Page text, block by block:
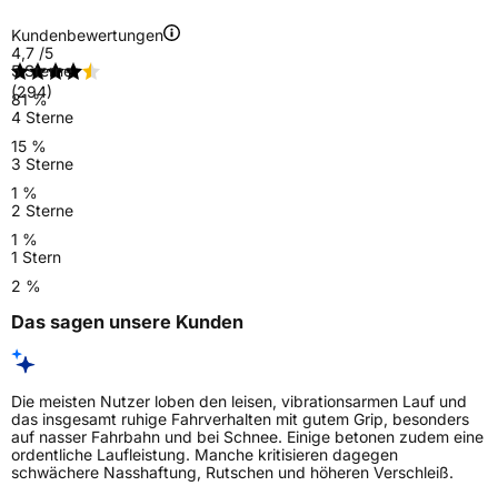
Kundenbewertungen
4,7 /5
(294)
5 Sterne
81 %
4 Sterne
15 %
3 Sterne
1 %
2 Sterne
1 %
1 Stern
2 %
Das sagen unsere Kunden
Die meisten Nutzer loben den leisen, vibrationsarmen Lauf und
das insgesamt ruhige Fahrverhalten mit gutem Grip, besonders
auf nasser Fahrbahn und bei Schnee. Einige betonen zudem eine
ordentliche Laufleistung. Manche kritisieren dagegen
schwächere Nasshaftung, Rutschen und höheren Verschleiß.